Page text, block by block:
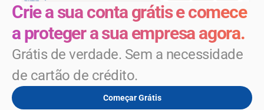
Crie a sua conta grátis e comece
a proteger a sua empresa agora.
Grátis de verdade. Sem a necessidade
de cartão de crédito.
Começar Grátis